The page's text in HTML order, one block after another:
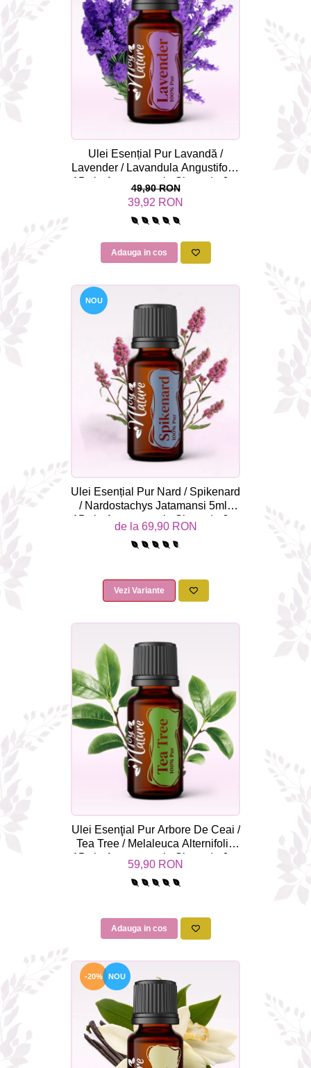
Rose - instrumentul iubirii
Chakrele si Uleiurile Esentiale
Arome tomnatice pentru încălzirea
Uleiul esențial de Ravintsara
Lună plină, bine ai revenit, te simt
Uleiul esenţial de Tămâie
Cum integrăm uleiurile esențiale în
8 Mituri despre uleiurile esențiale
Crăciun iubit, bine ai venit!
Ghidul Uleiurilor Esentiale
folosim Uleiuri Esentiale
TOP 6 uleiuri Esentiale pentru a
Aromele Sarbatorilor de Iarna
Self love* In Asteptarea Soarelui
Pericole_vs_beneficii
Ulei Esențial Pur Lavandă /
Lavender / Lavandula Angustifolia
15ml - Aromaterapie Sigura | nJoy
Nature
49,90 RON
39,92 RON
Adauga in cos
NOU
Ulei Esențial Pur Nard / Spikenard
/ Nardostachys Jatamansi 5ml /
15ml - Aromaterapie Sigura | nJoy
Nature
de la 69,90 RON
Vezi Variante
Ulei Esenţial Pur Arbore De Ceai /
Tea Tree / Melaleuca Alternifolia
15ml - Aromaterapie Sigura | nJoy
Nature
59,90 RON
Adauga in cos
-20% NOU